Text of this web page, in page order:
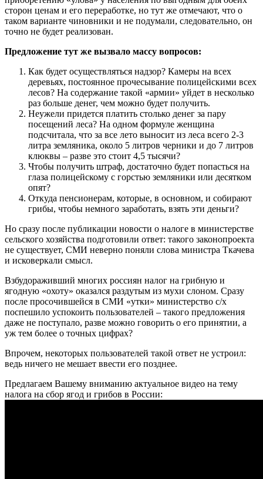
сторон ценам и его переработке, но тут же отмечают, что о
таком варианте чиновники и не подумали, следовательно, он
точно не будет реализован.
Предложение тут же вызвало массу вопросов:
Как будет осуществляться надзор? Камеры на всех
деревьях, постоянное прочесывание полицейскими всех
лесов? На содержание такой «армии» уйдет в несколько
раз больше денег, чем можно будет получить.
Неужели придется платить столько денег за пару
посещений леса? На одном формуле женщина
подсчитала, что за все лето выносит из леса всего 2-3
литра земляника, около 5 литров черники и до 7 литров
клюквы – разве это стоит 4,5 тысячи?
Чтобы получить штраф, достаточно будет попасться на
глаза полицейскому с горстью земляники или десятком
опят?
Откуда пенсионерам, которые, в основном, и собирают
грибы, чтобы немного заработать, взять эти деньги?
Но сразу после публикации новости о налоге в министерстве
сельского хозяйства подготовили ответ: такого законопроекта
не существует, СМИ неверно поняли слова министра Ткачева
и исковеркали смысл.
Взбудораживший многих россиян налог на грибную и
ягодную «охоту» оказался раздутым из мухи слоном. Сразу
после просочившейся в СМИ «утки» министерство с/х
поспешило успокоить пользователей – такого предложения
даже не поступало, разве можно говорить о его принятии, а
уж тем более о точных цифрах?
Впрочем, некоторых пользователей такой ответ не устроил:
ведь ничего не мешает ввести его позднее.
Предлагаем Вашему вниманию актуальное видео на тему
налога на сбор ягод и грибов в России: